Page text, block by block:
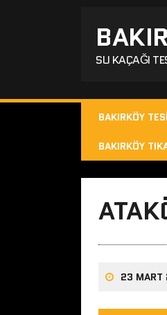
SU KAÇAĞI
BAKIRKÖY
BAKIRKÖY
23